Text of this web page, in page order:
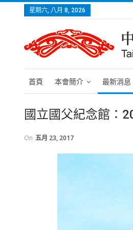
星期六, 八月 8, 2026
首頁 本會簡介 最新消息
國立國父紀念館：
On 五月 23, 2017